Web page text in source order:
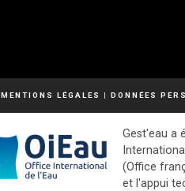
MENTIONS LÉGALES | DONNÉES
Gest'eau a
(Office
et l'appui